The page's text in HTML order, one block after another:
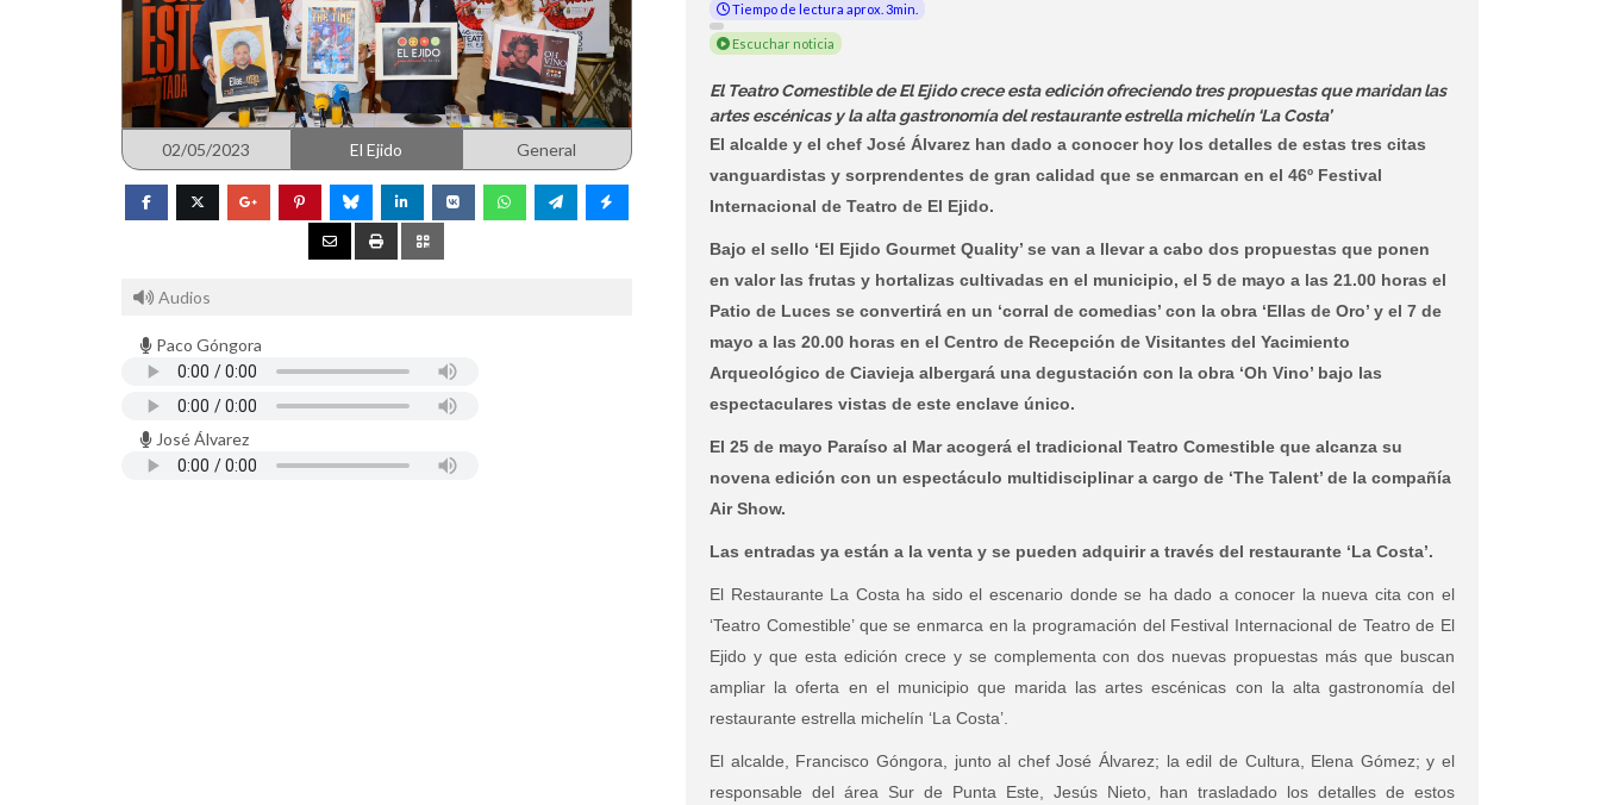
02/05/2023 El Ejido General
Audios
Paco Góngora
José Álvarez
Tiempo de lectura aprox. 3min.
Escuchar noticia
El Teatro Comestible de El Ejido crece esta edición ofreciendo tres propuestas que maridan las
artes escénicas y la alta gastronomía del restaurante estrella michelín ‘La Costa’
El alcalde y el chef José Álvarez han dado a conocer hoy los detalles de estas tres citas
vanguardistas y sorprendentes de gran calidad que se enmarcan en el 46º Festival
Internacional de Teatro de El Ejido.
Bajo el sello ‘El Ejido Gourmet Quality’ se van a llevar a cabo dos propuestas que ponen
en valor las frutas y hortalizas cultivadas en el municipio, el 5 de mayo a las 21.00 horas el
Patio de Luces se convertirá en un ‘corral de comedias’ con la obra ‘Ellas de Oro’ y el 7 de
mayo a las 20.00 horas en el Centro de Recepción de Visitantes del Yacimiento
Arqueológico de Ciavieja albergará una degustación con la obra ‘Oh Vino’ bajo las
espectaculares vistas de este enclave único.
El 25 de mayo Paraíso al Mar acogerá el tradicional Teatro Comestible que alcanza su
novena edición con un espectáculo multidisciplinar a cargo de ‘The Talent’ de la compañía
Air Show.
Las entradas ya están a la venta y se pueden adquirir a través del restaurante ‘La Costa’.
El Restaurante La Costa ha sido el escenario donde se ha dado a conocer la nueva cita con el
‘Teatro Comestible’ que se enmarca en la programación del Festival Internacional de Teatro de El
Ejido y que esta edición crece y se complementa con dos nuevas propuestas más que buscan
ampliar la oferta en el municipio que marida las artes escénicas con la alta gastronomía del
restaurante estrella michelín ‘La Costa’.
El alcalde, Francisco Góngora, junto al chef José Álvarez; la edil de Cultura, Elena Gómez; y el
responsable del área Sur de Punta Este, Jesús Nieto, han trasladado los detalles de estos